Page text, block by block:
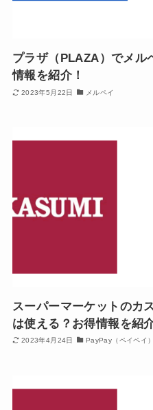
プラザ（PLAZA）でメル
情報を紹介！
2023年5月22日 メルペイ
スーパーマーケットのカ
は使える？お得情報を紹
2023年4月24日 PayPay（ペイペイ）